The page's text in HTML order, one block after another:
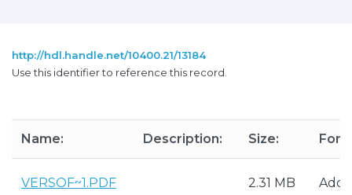
http://hdl.handle.net/10400.21/13184
Use this identifier to reference this record.
Name: Description: Size:
VERSOF~1.PDF 2.31 MB